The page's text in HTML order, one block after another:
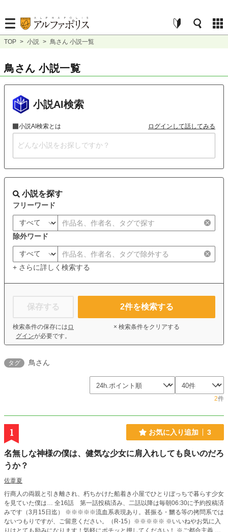
TOP > 小説 > 鳥さん 小説一覧
鳥さん 小説一覧
小説AI検索
小説AI検索とは ログインして話してみる
小説を探す
フリーワード
除外ワード
+ さらに詳しく検索する
保存する
検索条件の保存には ロ
グインが必要です。
2件を検索する
× 検索条件をクリアする
タグ 鳥さん
2件
1 お気に入り追加 3
名無しな神様の僕は、健気な少女に肩入れしても良いのだろ
うか？
佐葦夏
行商人の両親と引き離され、朽ちかけた船着き小屋でひとりぼっちで暮らす少女
を見ていた僕は… 全16話 第一話投稿済み、二話以降は毎朝06:30に予約投稿済
みです（3月15日迄） ※※※※※流血系表現あり。甚振る・嬲る等の拷問系では
ないつもりですが、ご留意ください。（R-15）※※※※※ ※いいねやお気に入
りはとても励みになります！気軽にポチッと押してください！ ※ご都合主義 ※